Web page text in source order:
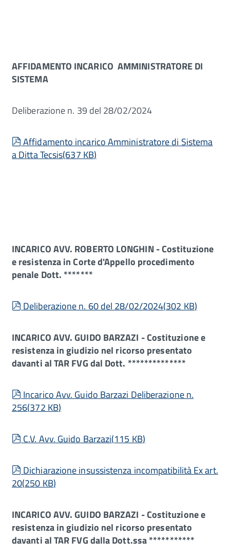
AFFIDAMENTO INCARICO AMMINISTRATORE DI
SISTEMA
Deliberazione n. 39 del 28/02/2024
pdf
Affidamento incarico Amministratore di Sistema
a Ditta Tecsis(637 KB)
INCARICO AVV. ROBERTO LONGHIN - Costituzione
e resistenza in Corte d'Appello procedimento
penale Dott. *******
pdf
Deliberazione n. 60 del 28/02/2024(302 KB)
INCARICO AVV. GUIDO BARZAZI - Costituzione e
resistenza in giudizio nel ricorso presentato
davanti al TAR FVG dal Dott. **************
pdf
Incarico Avv. Guido Barzazi Deliberazione n.
256(372 KB)
pdf
C.V. Avv. Guido Barzazi(115 KB)
pdf
Dichiarazione insussistenza incompatibilità Ex art.
20(250 KB)
INCARICO AVV. GUIDO BARZAZI - Costituzione e
resistenza in giudizio nel ricorso presentato
davanti al TAR FVG dalla Dott.ssa ***********